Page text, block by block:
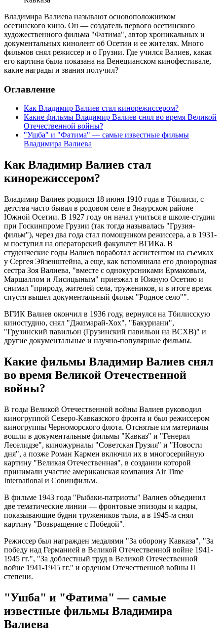
Владимира Валиева называют основоположником
осетинского кино. Он — создатель первого осетинского
художественного фильма "Фатима", автор хроникальных и
документальных кинолент об Осетии и ее жителях. Много
фильмов снял режиссер и о Грузии. Где учился Валиев, какая
его картина была показана на Венецианском кинофестивале,
какие награды и звания получил?
Оглавление
Как Владимир Валиев стал кинорежиссером?
Какие фильмы Владимир Валиев снял во время Великой
Отечественной войны?
"Ушба" и "Фатима" — самые известные фильмы
Владимира Валиева
Как Владимир Валиев стал
кинорежиссером?
Владимир Валиев родился 18 июня 1910 года в Тбилиси, с
детства часто бывал в родовом селе в Знаурском районе
Южной Осетии. В 1927 году он начал учиться в школе-студии
при Госкинпроме Грузии (так тогда называлась "Грузия-
фильм"), через два года стал помощником режиссера, а в 1931-
м поступил на операторский факультет ВГИКа. В
студенческие годы Валиев поработал ассистентом на съемках
у Сергея Эйзенштейна, а еще, как вспоминала его двоюродная
сестра Зоя Валиева, "вместе с однокурсниками Ермаковым,
Маршаллом и Лисицыным" приезжал в Южную Осетию и
снимал "природу, жителей села, тружеников, и в итоге время
спустя вышел документальный фильм "Родное село"".
ВГИК Валиев окончил в 1936 году, вернулся на Тбилисскую
киностудию, снял "Джимарай-Хох", "Бакуриани",
"Грузинский павильон (Грузинский павильон на ВСХВ)" и
другие документальные и научно-популярные фильмы.
Какие фильмы Владимир Валиев снял
во время Великой Отечественной
войны?
В годы Великой Отечественной войны Валиев руководил
киногруппой Северо-Кавказского фронта и был режиссером
киногруппы Черноморского флота. Отснятые им материалы
вошли в документальные фильмы "Кавказ" и "Генерал
Леселидзе", киножурналы "Советская Грузия" и "Новости
дня", а позже Роман Кармен включил их в многосерийную
картину "Великая Отечественная", в создании которой
принимали участие американская компания Air Time
International и Совинфильм.
В фильме 1943 года "Рыбаки-патриоты" Валиев объединил
две тематические линии — фронтовые эпизоды и кадры,
показывающие будни тружеников тыла, а в 1945-м снял
картину "Возвращение с Победой".
Режиссер был награжден медалями "За оборону Кавказа", "За
победу над Германией в Великой Отечественной войне 1941-
1945 гг.", "За доблестный труд в Великой Отечественной
войне 1941-1945 гг." и орденом Отечественной войны II
степени.
"Ушба" и "Фатима" — самые
известные фильмы Владимира
Валиева